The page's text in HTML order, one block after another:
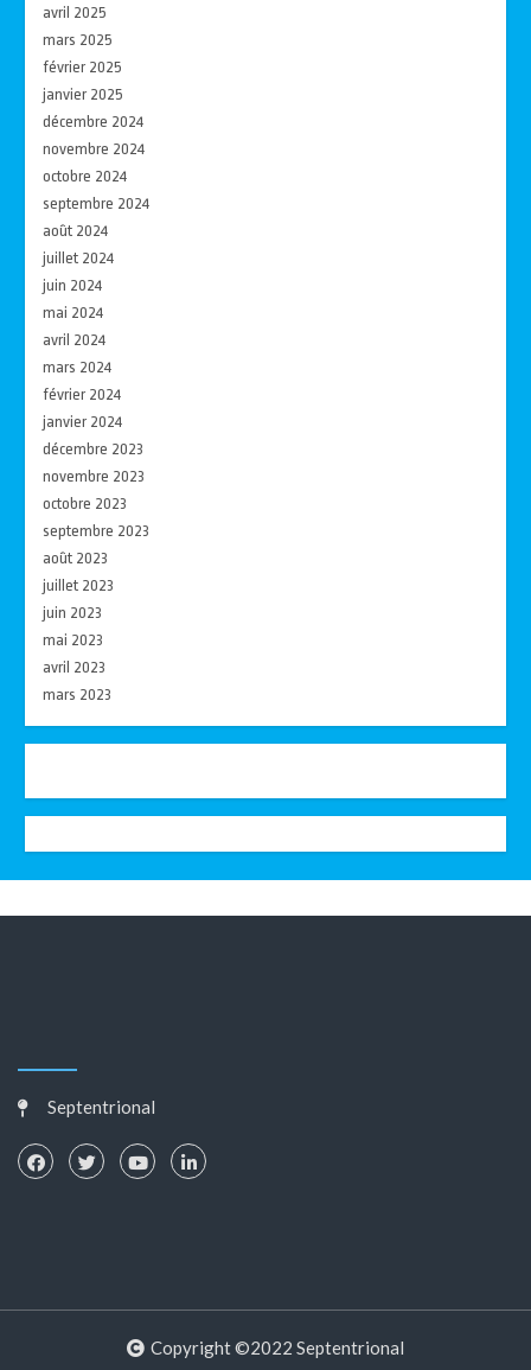
avril 2025
mars 2025
février 2025
janvier 2025
décembre 2024
novembre 2024
octobre 2024
septembre 2024
août 2024
juillet 2024
juin 2024
mai 2024
avril 2024
mars 2024
février 2024
janvier 2024
décembre 2023
novembre 2023
octobre 2023
septembre 2023
août 2023
juillet 2023
juin 2023
mai 2023
avril 2023
mars 2023
Septentrional
Copyright ©2022 Septentrional